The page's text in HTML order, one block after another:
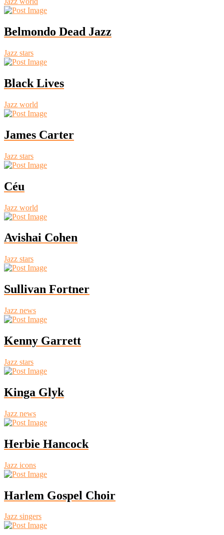
Belmondo Dead Jazz
Jazz stars
Black Lives
Jazz world
James Carter
Jazz stars
Céu
Jazz world
Avishai Cohen
Jazz stars
Sullivan Fortner
Jazz news
Kenny Garrett
Jazz stars
Kinga Glyk
Jazz news
Herbie Hancock
Jazz icons
Harlem Gospel Choir
Jazz singers